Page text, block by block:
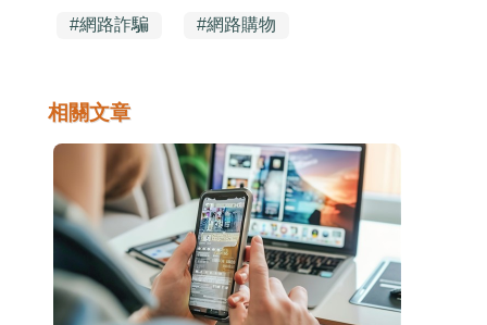
#網路詐騙 #網路購物
相關文章